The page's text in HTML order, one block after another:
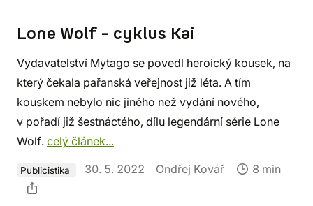
Lone Wolf - cyklus Kai
Vydavatelství Mytago se povedl heroický kousek, na
který čekala pařanská veřejnost již léta. A tím
kouskem nebylo nic jiného než vydání nového,
v pořadí již šestnáctého, dílu legendární série Lone
Wolf. celý článek...
Publicistika 30. 5. 2022 Ondřej Kovář 8 min